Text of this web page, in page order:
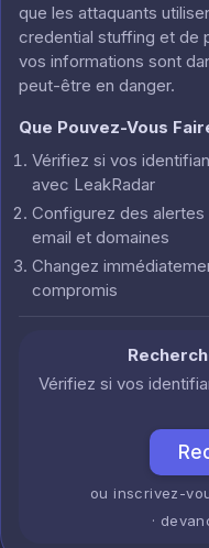
que les attaquants
credential stuffing et de
vos informations sont
peut-être en danger.
Que Pouvez-Vous
Vérifiez si vos
avec LeakRadar
Configurez des
email et domaines
Changez
compromis
Vérifiez si vos
ou inscrivez-
·